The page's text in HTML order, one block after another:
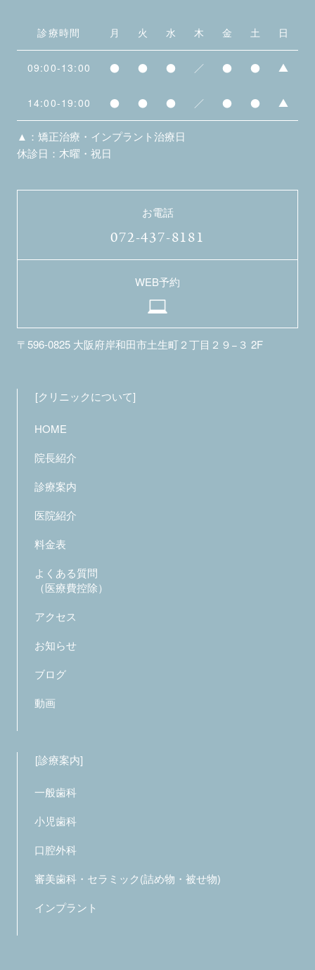
診療時間 月 火 水 木 金 土 日
09:00-13:00 ● ● ● ／ ● ● ▲
14:00-19:00 ● ● ● ／ ● ● ▲
▲：矯正治療・インプラント治療日
休診日：木曜・祝日
お電話
072-437-8181
WEB予約
〒596-0825 大阪府岸和田市土生町２丁目２９−３ 2F
クリニックについて
HOME
院長紹介
診療案内
医院紹介
料金表
よくある質問
（医療費控除）
アクセス
お知らせ
ブログ
動画
診療案内
一般歯科
小児歯科
口腔外科
審美歯科・セラミック(詰め物・被せ物)
インプラント